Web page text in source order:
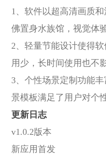
1、软件以超高清画质
佛置身水族馆，视觉体
2、轻量节能设计使得
用少，长时间使用也不
3、个性场景定制功能
景模板满足了用户对个
更新日志
v1.0.2版本
新应用首发